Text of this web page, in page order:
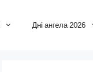
Дні ангела 2026